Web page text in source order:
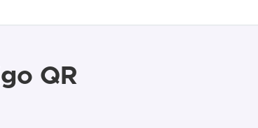
QR